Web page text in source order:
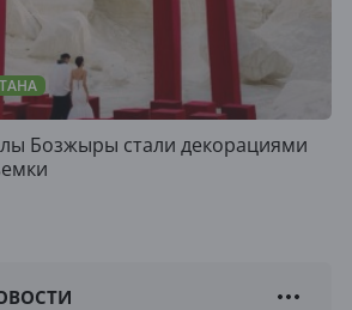
Бозжыры стали декорациями